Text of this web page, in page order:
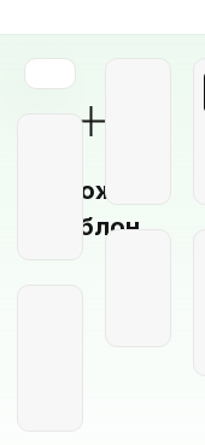
Порожній
шаблон